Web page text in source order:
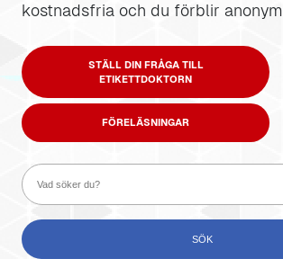
kostnadsfria och du förblir anonym
STÄLL DIN FRÅGA TILL
ETIKETTDOKTORN
FÖRELÄSNINGAR